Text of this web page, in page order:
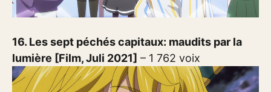
16. Les sept péchés capitaux: maudits par la
lumière [Film, Juli 2021] – 1 762 voix